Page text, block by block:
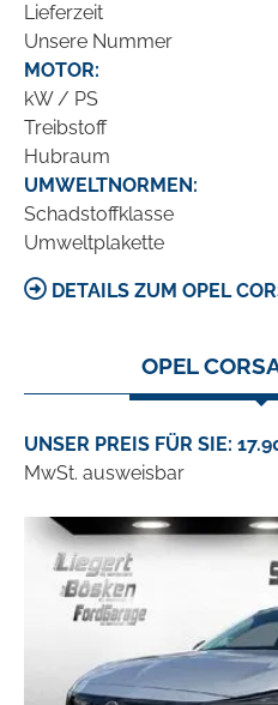
Lieferzeit
Unsere Nummer
MOTOR:
kW / PS
Treibstoff
Hubraum
UMWELTNORMEN:
Schadstoffklasse
Umweltplakette
DETAILS ZUM OPEL
OPEL
UNSER PREIS FÜR SIE:
MwSt. ausweisbar